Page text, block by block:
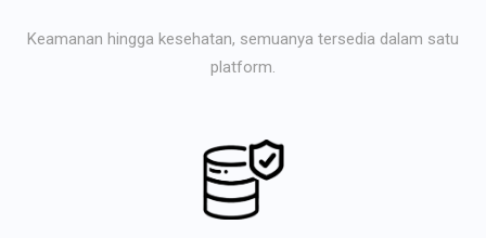
Keamanan hingga kesehatan, semuanya tersedia dalam satu
platform.